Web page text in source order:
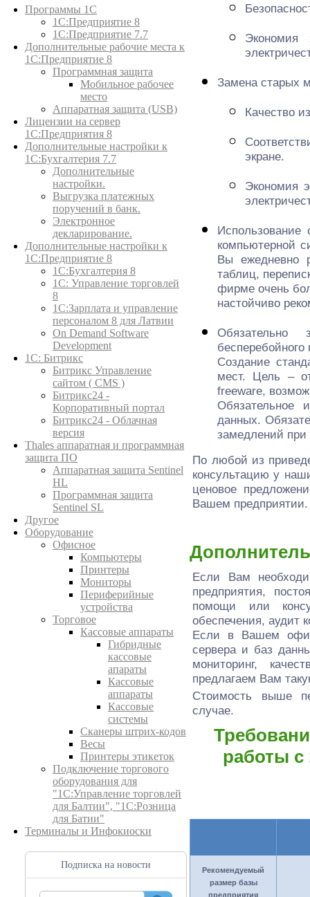
Программы 1С
1С:Предприятие 8
1С:Предприятие 7.7
Дополнительные рабочие места к
1С:Предприятие 8
Программная защита
Мобильное рабочее
место
Аппаратная защита (USB)
Лицензии на сервер
1С:Предприятия 8
Дополнительные настройки к
1С:Бухгалтерия 7.7
Дополнительные
настройки.
Выгрузка платежных
поручений в банк.
Электронное
декларирование.
Дополнительные настройки к
1С:Предприятие 8
1С:Бухгалтерия 8
1C: Управление торговлей
8
1С:Зарплата и управление
персоналом 8 для Латвии
On Demand Software
Development
1С: Битрикс
Битрикс Управление
сайтом ( CMS )
Битрикс24 -
Корпоративный портал
Битрикс24 - Облачная
версия
Thales аппаратная и программная
защита ПО
Аппаратная защита Sentinel
HL
Программная защита
Sentinel SL
Другое
Оборудование
Офисное
Компьютеры
Принтеры
Мониторы
Периферийные
устройства
Торговое
Кассовые аппараты
Гибридные
кассовые
апараты
Кассовые
аппараты
Кассовые
системы
Сканеры штрих-кодов
Весы
Принтеры этикеток
Подключение торгового
оборудования для
"1С:Управление торговлей
для Балтии", "1С:Розница
для Батии"
Терминалы и Инфокиоски
Подписка на новости
Экономия
Замена старых
Качество
экране.
Экономия
Использование
компьютерной
Вы ежедневно
таблиц,
фирме очень
настойчиво
Обязательно
бесперебойного
Создание
мест. Цель –
freeware,
Обязательное
данных.
замедлений
По любой из
консультацию у
ценовое
Вашем предприятии.
Если Вам
предприятия,
помощи или
обеспечения, аудит
Если в Вашем
сервера и баз
мониторинг,
предлагаем Вам
Стоимость выше
случае.
работы с
Рекомендуемый
размер базы
предприятия